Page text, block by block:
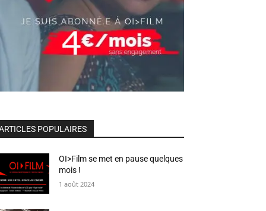
POPULAIRES
OI>Film se met en pause quelques
mois !
1 août 2024